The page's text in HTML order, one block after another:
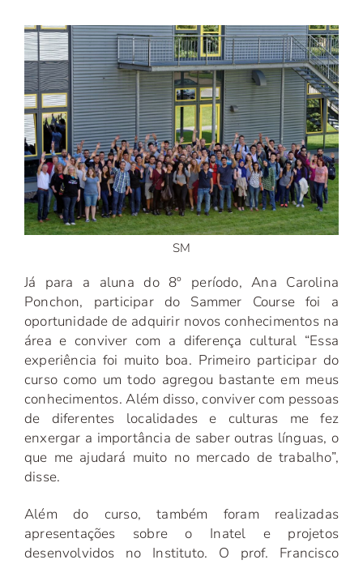
SM
Já para a aluna do 8º período, Ana Carolina
Ponchon, participar do Sammer Course foi a
oportunidade de adquirir novos conhecimentos na
área e conviver com a diferença cultural “Essa
experiência foi muito boa. Primeiro participar do
curso como um todo agregou bastante em meus
conhecimentos. Além disso, conviver com pessoas
de diferentes localidades e culturas me fez
enxergar a importância de saber outras línguas, o
que me ajudará muito no mercado de trabalho”,
disse.
Além do curso, também foram realizadas
apresentações sobre o Inatel e projetos
desenvolvidos no Instituto. O prof. Francisco